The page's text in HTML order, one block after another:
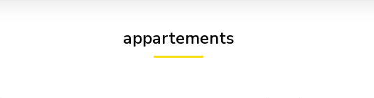
appartements